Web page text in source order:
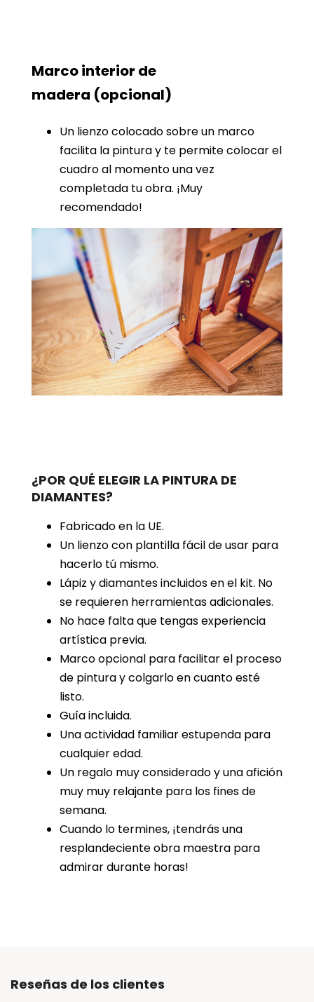
Marco interior de
madera (opcional)
Un lienzo colocado sobre un marco
facilita la pintura y te permite colocar el
cuadro al momento una vez
completada tu obra. ¡Muy
recomendado!
¿POR QUÉ ELEGIR LA PINTURA DE
DIAMANTES?
Fabricado en la UE.
Un lienzo con plantilla fácil de usar para
hacerlo tú mismo.
Lápiz y diamantes incluidos en el kit. No
se requieren herramientas adicionales.
No hace falta que tengas experiencia
artística previa.
Marco opcional para facilitar el proceso
de pintura y colgarlo en cuanto esté
listo.
Guía incluida.
Una actividad familiar estupenda para
cualquier edad.
Un regalo muy considerado y una afición
muy muy relajante para los fines de
semana.
Cuando lo termines, ¡tendrás una
resplandeciente obra maestra para
admirar durante horas!
Reseñas de los clientes